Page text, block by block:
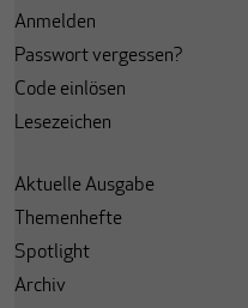
Anmelden
Passwort vergessen?
Code einlösen
Lesezeichen
Aktuelle Ausgabe
Themenhefte
Spotlight
Archiv